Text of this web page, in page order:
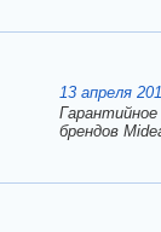
13 апреля
брендов